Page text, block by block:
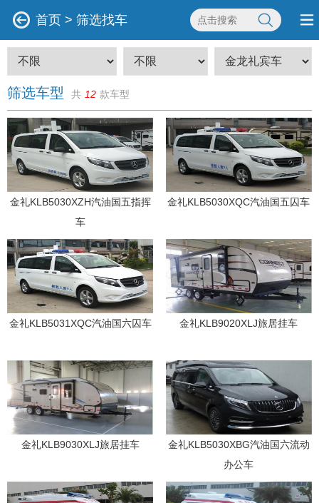
首页 > 筛选找车
筛选车型 共 12 款车型
金礼KLB5030XZH汽油国五指挥
车
金礼KLB5030XQC汽油国五囚车
金礼KLB5031XQC汽油国六囚车 金礼KLB9020XLJ旅居挂车
金礼KLB9030XLJ旅居挂车
金礼KLB5030XBG汽油国六流动
办公车